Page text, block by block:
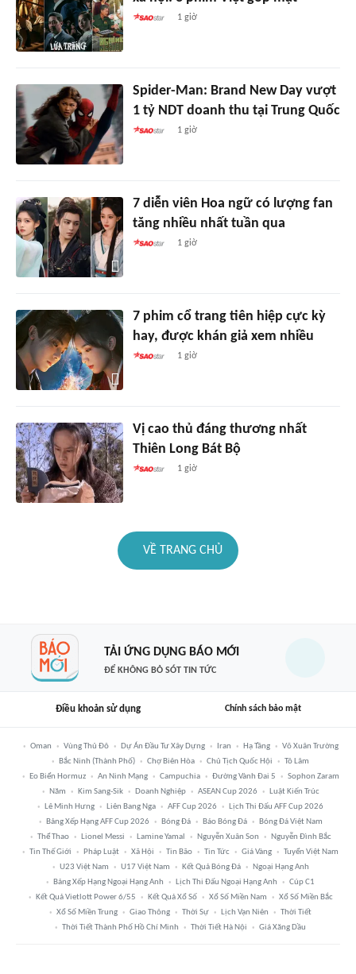
1 giờ
Spider-Man: Brand New Day vượt
1 tỷ NDT doanh thu tại Trung Quốc
1 giờ
7 diễn viên Hoa ngữ có lượng fan
tăng nhiều nhất tuần qua
1 giờ
7 phim cổ trang tiên hiệp cực kỳ
hay, được khán giả xem nhiều
1 giờ
Vị cao thủ đáng thương nhất
Thiên Long Bát Bộ
1 giờ
VỀ TRANG CHỦ
TẢI ỨNG DỤNG BÁO MỚI
ĐỂ KHÔNG BỎ SÓT TIN TỨC
Điều khoản sử dụng Chính sách bảo mật
Oman Vùng Thủ Đô Dự Án Đầu Tư Xây Dựng Iran Hạ Tầng
Võ Xuân Trường
Bắc Ninh (thành Phố)
Chợ Biên Hòa Chủ Tịch Quốc Hội
Tô Lâm
Eo Biển Hormuz
An Ninh Mạng Campuchia Đường Vành Đai 5
Sophon Zaram
Năm
Kim Sang-Sik Doanh Nghiệp ASEAN Cup 2026
Luật Kiến Trúc
Lê Minh Hưng
Liên Bang Nga AFF Cup 2026
Lịch Thi Đấu AFF Cup 2026
Bảng Xếp Hạng AFF Cup 2026
Bóng Đá Báo Bóng Đá
Bóng Đá Việt Nam
Thể Thao
Lionel Messi Lamine Yamal Nguyễn Xuân Son
Nguyễn Đình Bắc
Tin Thế Giới
Pháp Luật Xã Hội Tin Bão Tin Tức Giá Vàng
Tuyển Việt Nam
U23 Việt Nam
U17 Việt Nam Kết Quả Bóng Đá
Ngoại Hạng Anh
Bảng Xếp Hạng Ngoại Hạng Anh
Lịch Thi Đấu Ngoại Hạng Anh
Cúp C1
Kết Quả Vietlott Power 6/55
Kết Quả Xổ Số Xổ Số Miền Nam
Xổ Số Miền Bắc
Xổ Số Miền Trung
Giao Thông Thời Sự Lịch Vạn Niên
Thời Tiết
Thời Tiết Thành Phố Hồ Chí Minh
Thời Tiết Hà Nội Giá Xăng Dầu